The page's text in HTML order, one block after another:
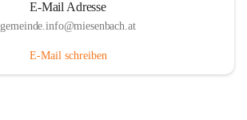
E-Mail Adresse
gemeinde.info@miesenbach.at
E-Mail schreiben